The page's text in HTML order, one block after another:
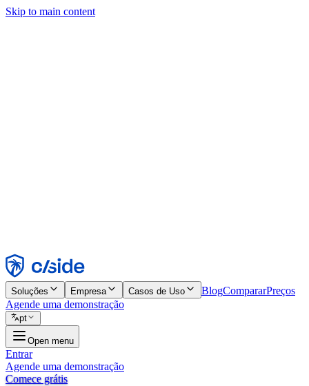
Skip to main content
Rejeitar
Soluções Empresa Casos de Uso BlogCompararPreços
Agende uma demonstração
pt
Open menu
Entrar
Agende uma demonstração
Comece grátis